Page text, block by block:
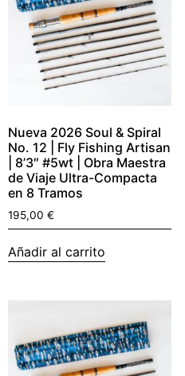
Nueva 2026 Soul & Spiral
No. 12 | Fly Fishing Artisan
| 8’3″ #5wt | Obra Maestra
de Viaje Ultra-Compacta
en 8 Tramos
195,00 €
Añadir al carrito